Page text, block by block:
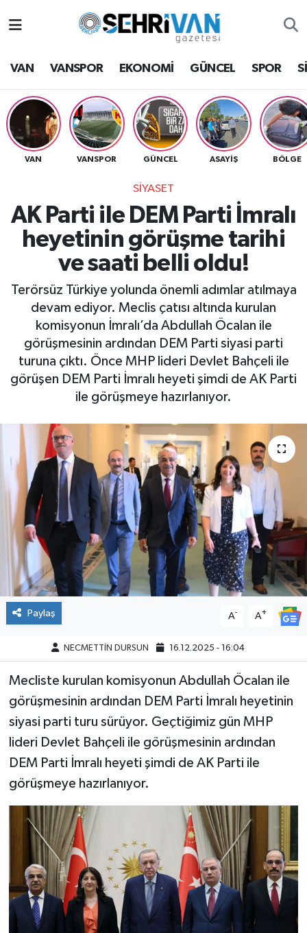
VAN VANSPOR EKONOMİ GÜNCEL SPOR
VAN VANSPOR GÜNCEL ASAYİŞ BÖLGE
SİYASET
AK Parti ile DEM Parti İmralı
heyetinin görüşme tarihi
ve saati belli oldu!
Terörsüz Türkiye yolunda önemli adımlar atılmaya
devam ediyor. Meclis çatısı altında kurulan
komisyonun İmralı’da Abdullah Öcalan ile
görüşmesinin ardından DEM Parti siyasi parti
turuna çıktı. Önce MHP lideri Devlet Bahçeli ile
görüşen DEM Parti İmralı heyeti şimdi de AK Parti
ile görüşmeye hazırlanıyor.
Paylaş A- A+
NECMETTİN DURSUN 16.12.2025 - 16:04
Mecliste kurulan komisyonun Abdullah Öcalan ile
görüşmesinin ardından DEM Parti İmralı heyetinin
siyasi parti turu sürüyor. Geçtiğimiz gün MHP
lideri Devlet Bahçeli ile görüşmesinin ardından
DEM Parti İmralı heyeti şimdi de AK Parti ile
görüşmeye hazırlanıyor.
Van Hava Durumu
VAN Namaz Vakitleri
Van Trafik Yoğunluk Haritası
Süper Lig Puan Durumu ve Fikstür
Tüm Manşetler
Son Dakika Haberleri
Haber Arşivi